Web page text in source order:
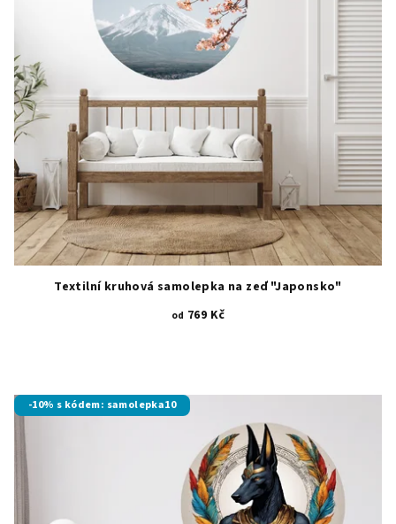
Textilní kruhová samolepka na zeď "Japonsko"
od 769 Kč
-10% s kódem: samolepka10